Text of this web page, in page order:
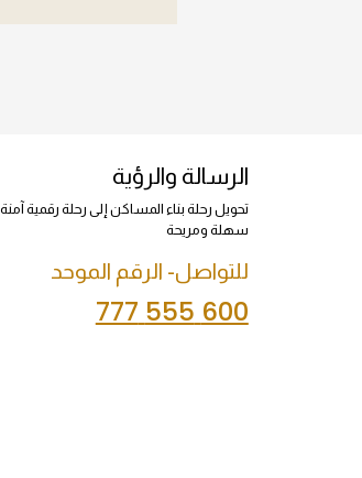
الرسالة والرؤية
تحويل رحلة بناء المساكن إلى رحلة رقمية آمنة
سهلة ومريحة
للتواصل- الرقم الموحد
600 555 777